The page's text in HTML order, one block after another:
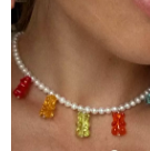
Отзывы